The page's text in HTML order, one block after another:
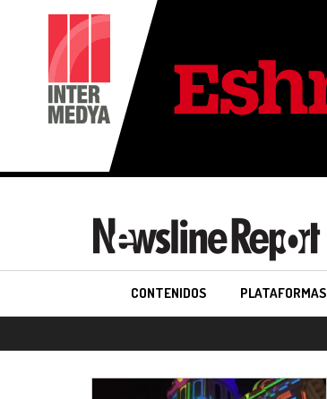
CONTENIDOS PLATAFORMAS